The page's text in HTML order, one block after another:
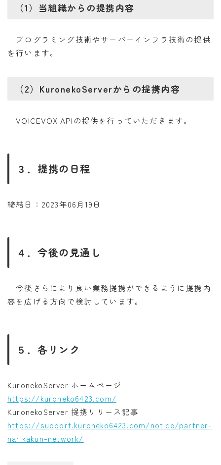
（1）当組織からの提携内容
プログラミング技術やサーバーインフラ技術の提供
を行います。
（2）KuronekoServerからの提携内容
VOICEVOX APIの提供を行っていただきます。
３．提携の日程
締結日：2023年06月19日
４．今後の見通し
今後さらにより良い業務提携ができるように提携内
容を広げる方向で検討しています。
５．各リンク
KuronekoServer ホームページ
https://kuroneko6423.com/
KuronekoServer 提携リリース記事
https://support.kuroneko6423.com/notice/partner-
narikakun-network/